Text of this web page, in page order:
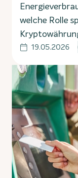
welche Rolle
19.05.2026